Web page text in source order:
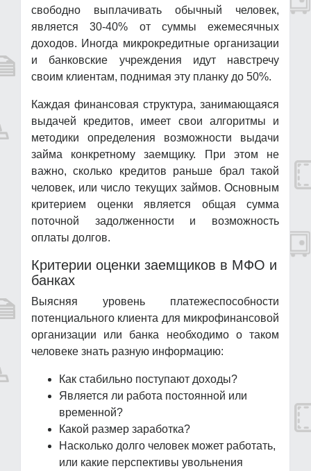
свободно выплачивать обычный человек,
является 30-40% от суммы ежемесячных
доходов. Иногда микрокредитные организации
и банковские учреждения идут навстречу
своим клиентам, поднимая эту планку до 50%.
Каждая финансовая структура, занимающаяся
выдачей кредитов, имеет свои алгоритмы и
методики определения возможности выдачи
займа конкретному заемщику. При этом не
важно, сколько кредитов раньше брал такой
человек, или число текущих займов. Основным
критерием оценки является общая сумма
поточной задолженности и возможность
оплаты долгов.
Критерии оценки заемщиков в МФО и
банках
Выясняя уровень платежеспособности
потенциального клиента для микрофинансовой
организации или банка необходимо о таком
человеке знать разную информацию:
Как стабильно поступают доходы?
Является ли работа постоянной или
временной?
Какой размер заработка?
Насколько долго человек может работать,
или какие перспективы увольнения